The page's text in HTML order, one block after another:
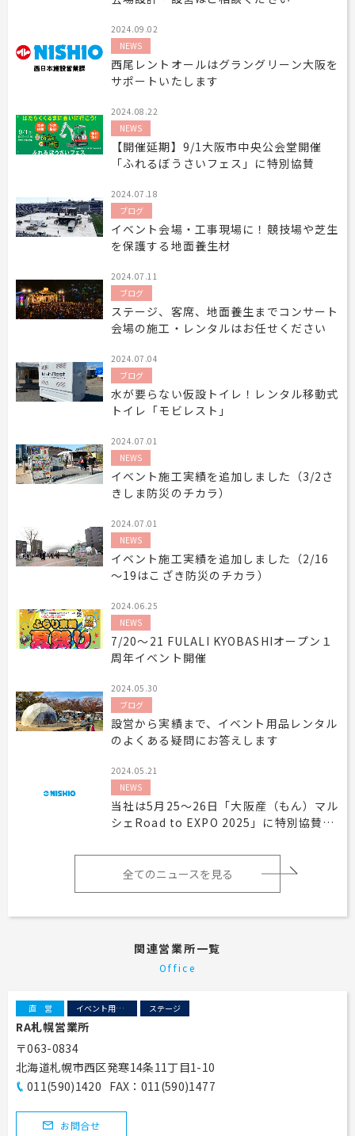
2024.09.02
NEWS
西尾レントオールはグラングリーン大阪を
サポートいたします
2024.08.22
NEWS
【開催延期】9/1大阪市中央公会堂開催
「ふれるぼうさいフェス」に特別協賛
2024.07.18
ブログ
イベント会場・工事現場に！競技場や芝生
を保護する地面養生材
2024.07.11
ブログ
ステージ、客席、地面養生までコンサート
会場の施工・レンタルはお任せください
2024.07.04
ブログ
水が要らない仮設トイレ！レンタル移動式
トイレ「モビレスト」
2024.07.01
NEWS
イベント施工実績を追加しました（3/2さ
きしま防災のチカラ）
2024.07.01
NEWS
イベント施工実績を追加しました（2/16
～19はこざき防災のチカラ）
2024.06.25
NEWS
7/20～21 FULALI KYOBASHIオープン１
周年イベント開催
2024.05.30
ブログ
設営から実績まで、イベント用品レンタル
のよくある疑問にお答えします
2024.05.21
NEWS
当社は5月25～26日「大阪産（もん）マル
シェRoad to EXPO 2025」に特別協賛い
全てのニュースを見る
関連営業所一覧
Office
直営 イベント用テント ステージ
RA札幌営業所
〒063-0834
北海道札幌市西区発寒14条11丁目1-10
011(590)1420 FAX：011(590)1477
お問合せ